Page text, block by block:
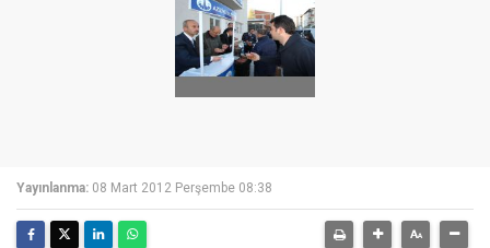
Yayınlanma: 08 Mart 2012 Perşembe 08:38